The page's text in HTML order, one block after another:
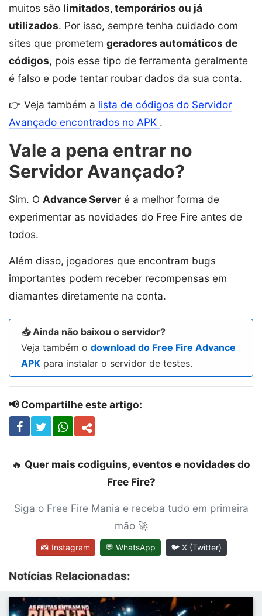
muitos são limitados, temporários ou já
utilizados. Por isso, sempre tenha cuidado com
sites que prometem geradores automáticos de
códigos, pois esse tipo de ferramenta geralmente
é falso e pode tentar roubar dados da sua conta.
👉 Veja também a lista de códigos do Servidor
Avançado encontrados no APK .
Vale a pena entrar no
Servidor Avançado?
Sim. O Advance Server é a melhor forma de
experimentar as novidades do Free Fire antes de
todos.
Além disso, jogadores que encontram bugs
importantes podem receber recompensas em
diamantes diretamente na conta.
📥 Ainda não baixou o servidor?
Veja também o download do Free Fire Advance
APK para instalar o servidor de testes.
📢 Compartilhe este artigo:
🔥 Quer mais codiguins, eventos e novidades do
Free Fire?
Siga o Free Fire Mania e receba tudo em primeira
mão 🚀
📸 Instagram 💬 WhatsApp 🐦 X (Twitter)
Notícias Relacionadas: